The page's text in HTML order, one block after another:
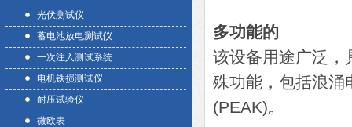
光伏测试仪
蓄电池放电测试仪
一次注入测试系统
电机铁损测试仪
耐压试验仪
微欧表
多功能的
该设备用途广泛，
殊功能，包括浪涌
(PEAK)。